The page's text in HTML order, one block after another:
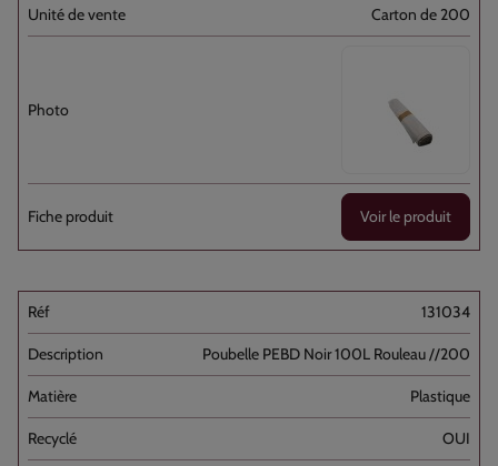
Carton de 200
Voir le produit
131034
Poubelle PEBD Noir 100L Rouleau //200
Plastique
OUI